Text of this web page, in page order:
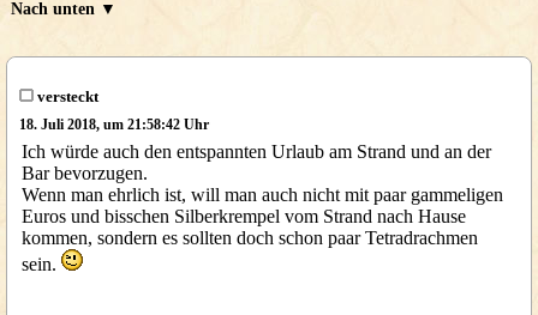
Nach unten ▼
versteckt
18. Juli 2018, um 21:58:42 Uhr
Ich würde auch den entspannten Urlaub am Strand und an der
Bar bevorzugen.
Wenn man ehrlich ist, will man auch nicht mit paar gammeligen
Euros und bisschen Silberkrempel vom Strand nach Hause
kommen, sondern es sollten doch schon paar Tetradrachmen
sein.